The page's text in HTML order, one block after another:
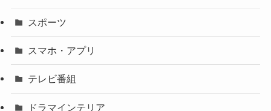
スポーツ
スマホ・アプリ
テレビ番組
ドラマインテリア